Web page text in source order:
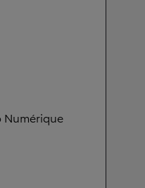
Numérique